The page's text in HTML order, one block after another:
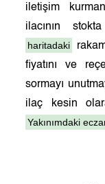
iletişim
ilacının
haritadaki
fiyatını ve
sormayı
ilaç kesin
Yakınımdaki